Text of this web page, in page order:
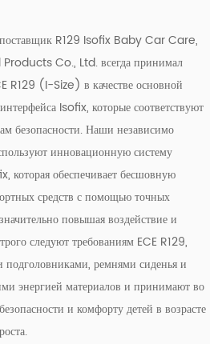
поставщик R129 Isofix Baby Car Care,
Co., Ltd. всегда принимал
R129 (I-Size) в качестве основной
Isofix, которые соответствуют
безопасности. Наши независимо
инновационную систему
которая обеспечивает бесшовную
средств с помощью точных
повышая воздействие и
следуют требованиям ECE R129,
ремнями сиденья и
энергией материалов и принимают во
и комфорту детей в возрасте